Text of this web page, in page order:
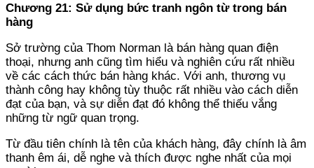
Chương 21: Sử dụng bức tranh ngôn từ trong bán
hàng
Sở trường của Thom Norman là bán hàng quan điện
thoại, nhưng anh cũng tìm hiểu và nghiên cứu rất nhiều
về các cách thức bán hàng khác. Với anh, thương vụ
thành công hay không tùy thuộc rất nhiều vào cách diễn
đạt của bạn, và sự diễn đạt đó không thể thiếu vắng
những từ ngữ quan trọng.
Từ đầu tiên chính là tên của khách hàng, đây chính là âm
thanh êm ái, dễ nghe và thích được nghe nhất của mọi